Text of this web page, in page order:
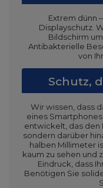
Extrem dünn
Displayschutz.
Bildschirm
Antibakterielle
von
Schutz,
Wir wissen, dass
eines
entwickelt, das den
sondern darüber
halben Millimeter
kaum zu sehen und
Eindruck, dass
Benötigen Sie